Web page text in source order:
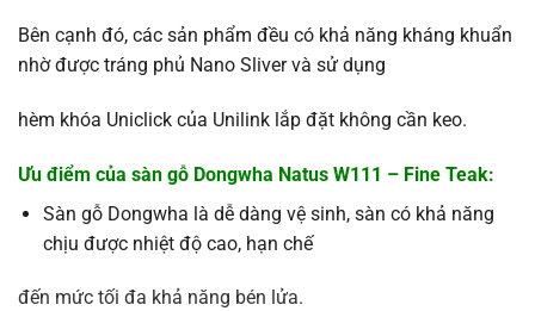
Bên cạnh đó, các sản phẩm đều có khả năng kháng khuẩn
nhờ được tráng phủ Nano Sliver và sử dụng
hèm khóa Uniclick của Unilink lắp đặt không cần keo.
Ưu điểm của sàn gỗ Dongwha Natus W111 – Fine Teak:
Sàn gỗ Dongwha là dễ dàng vệ sinh, sàn có khả năng
chịu được nhiệt độ cao, hạn chế
đến mức tối đa khả năng bén lửa.